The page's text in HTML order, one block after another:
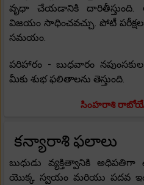
వృధా చేయడానికి దారితీస్తుంది.
విజయం సాధించవచ్చు. పోటీ
సమయం.
పరిహారం - బుధవారం
మీకు శుభ ఫలితాలను తెస్తుంది.
సింహరాశి
కన్యారాశి ఫలాలు
బుధుడు వ్యక్తిత్వానికి అధిపతిగా
యొక్క స్వయం మరియు పదవ